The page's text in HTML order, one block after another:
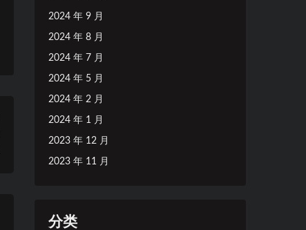
2024 年 9 月
2024 年 8 月
2024 年 7 月
2024 年 5 月
2024 年 2 月
2024 年 1 月
2023 年 12 月
2023 年 11 月
分类